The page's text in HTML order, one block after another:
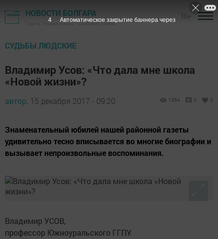
НОВОСТИ БОЛГАРА
Газета "Новая жизнь" - Спасский район
СУДЬБЫ ЛЮДСКИЕ
Владимир Усов: «Что дала мне школа
«Новой жизни»?
автор, 15 декабря 2017 - 09:20 1354 0 0
Знаменательный юбилей нашей районной газеты
удивительно тесно вписывается во многие биографии и
вызывает непроизвольные воспоминания.
Владимир УСОВ,
профессор Южноуральского ГГПУ.
3 Автоматическое закрытие баннера через